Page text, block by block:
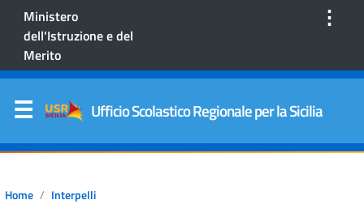
Ministero
dell'Istruzione e del
Merito
⋮
Ufficio Scolastico Regionale per la Sicilia
Home Interpelli